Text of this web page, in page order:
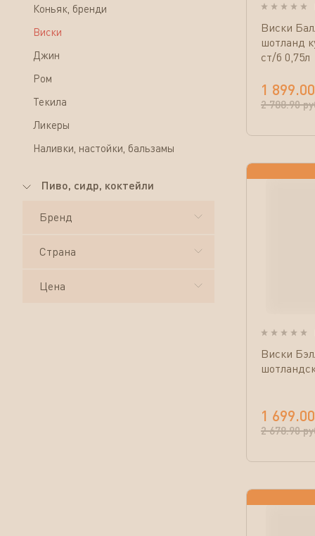
Коньяк, бренди
Виски
Джин
Ром
Текила
Ликеры
Наливки, настойки, бальзамы
Пиво, сидр, коктейли
Бренд
Страна
Цена
Виски
шотланд
ст/б 0,75л
1 899.00
2 788.90
Виски
1 699.00
2 678.90